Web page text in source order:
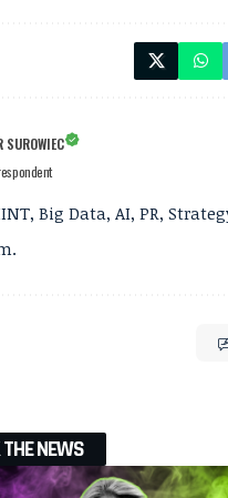
SUROWIEC
Big Data, AI, PR,
NEWS